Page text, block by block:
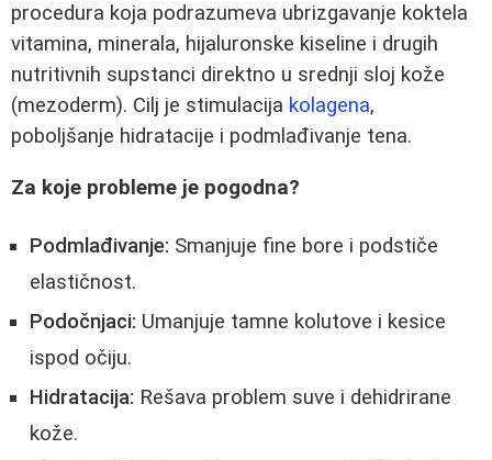
procedura koja podrazumeva ubrizgavanje koktela
vitamina, minerala, hijaluronske kiseline i drugih
nutritivnih supstanci direktno u srednji sloj kože
(mezoderm). Cilj je stimulacija kolagena,
poboljšanje hidratacije i podmlađivanje tena.
Za koje probleme je pogodna?
Podmlađivanje: Smanjuje fine bore i podstiče
elastičnost.
Podočnjaci: Umanjuje tamne kolutove i kesice
ispod očiju.
Hidratacija: Rešava problem suve i dehidrirane
kože.